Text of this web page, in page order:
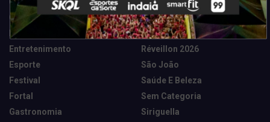
Cidade
Destaques
Entretenimento
Esporte
Festival
Fortal
Gastronomia
Música
News Tech
Réveillon 2026
São João
Saúde E Beleza
Sem Categoria
Siriguella